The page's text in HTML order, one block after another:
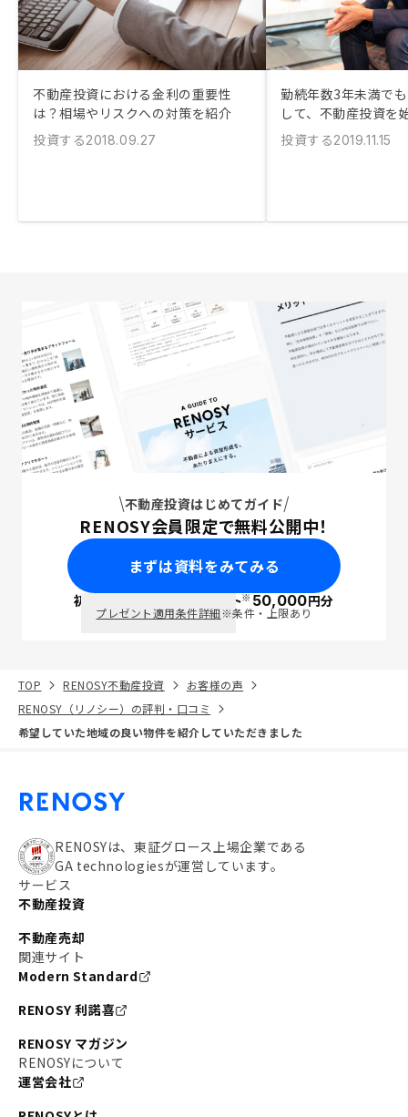
不動産投資における金利の重要性
は？相場やリスクへの対策を紹介
投資する2018.09.27
勤続年数3年未満で
して、不動産投資を
投資する2019.11.15
不動産投資はじめてガイド
RENOSY会員限定で無料公開中！
まずは資料をみてみる
初回面談で ポイント※50,000円分
プレゼント適用条件詳細※条件・上限あり
TOP RENOSY不動産投資
お客様の声
RENOSY（リノシー）の評判・口コミ
希望していた地域の良い物件を紹介していただきました
RENOSYは、東証グロース上場企業である
GA technologiesが運営しています。
サービス
不動産投資
不動産売却
関連サイト
Modern Standard
RENOSY 利諾喜
RENOSY マガジン
RENOSYについて
運営会社